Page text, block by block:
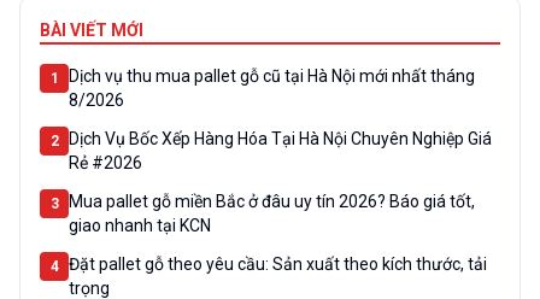
BÀI VIẾT MỚI
1
Dịch vụ thu mua pallet gỗ cũ tại Hà Nội mới nhất tháng
8/2026
2
Dịch Vụ Bốc Xếp Hàng Hóa Tại Hà Nội Chuyên Nghiệp Giá
Rẻ #2026
3
Mua pallet gỗ miền Bắc ở đâu uy tín 2026? Báo giá tốt,
giao nhanh tại KCN
4
Đặt pallet gỗ theo yêu cầu: Sản xuất theo kích thước, tải
trọng